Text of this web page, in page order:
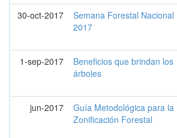
30-oct-2017
Semana Forestal Nacional
2017
1-sep-2017
Beneficios que brindan los
árboles
jun-2017
Guía Metodológica para la
Zonificación Forestal